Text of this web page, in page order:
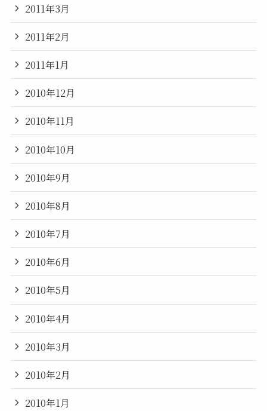
2011年3月
2011年2月
2011年1月
2010年12月
2010年11月
2010年10月
2010年9月
2010年8月
2010年7月
2010年6月
2010年5月
2010年4月
2010年3月
2010年2月
2010年1月